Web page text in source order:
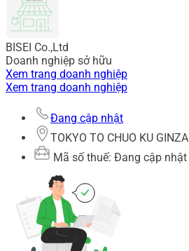
BISEI Co.,Ltd
Doanh nghiệp sở hữu
Xem trang doanh nghiệp
Xem trang doanh nghiệp
Đang cập nhật
TOKYO TO CHUO KU GINZA
Mã số thuế: Đang cập nhật